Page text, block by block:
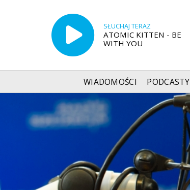
SŁUCHAJ TERAZ
ATOMIC KITTEN - BE
WITH YOU
WIADOMOŚCI PODCASTY